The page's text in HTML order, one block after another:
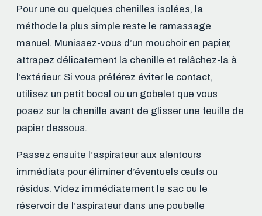
Pour une ou quelques chenilles isolées, la
méthode la plus simple reste le ramassage
manuel. Munissez-vous d’un mouchoir en papier,
attrapez délicatement la chenille et relâchez-la à
l’extérieur. Si vous préférez éviter le contact,
utilisez un petit bocal ou un gobelet que vous
posez sur la chenille avant de glisser une feuille de
papier dessous.
Passez ensuite l’aspirateur aux alentours
immédiats pour éliminer d’éventuels œufs ou
résidus. Videz immédiatement le sac ou le
réservoir de l’aspirateur dans une poubelle